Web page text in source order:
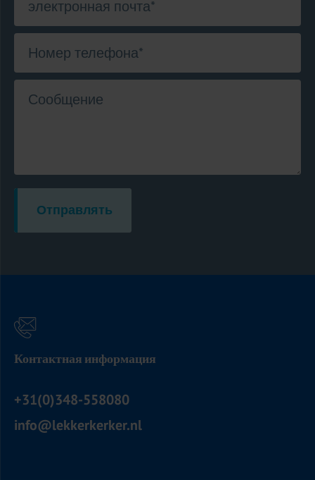
электронная почта*
Номер телефона*
Сообщение
Отправлять
Контактная информация
+31(0)348-558080
info@lekkerkerker.nl